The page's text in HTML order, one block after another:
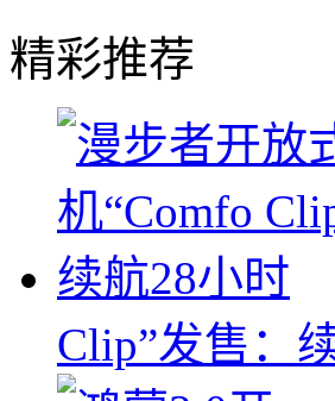
精彩推荐
Clip”发售：